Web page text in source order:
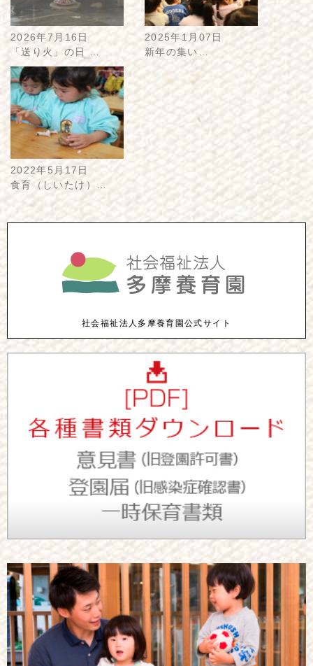
2026年7月16日
「送り火」の日 …
2025年1月07日
新年の集い…
2022年5月17日
食育（しいたけ）…
社会福祉法人多摩養育園公式サイト